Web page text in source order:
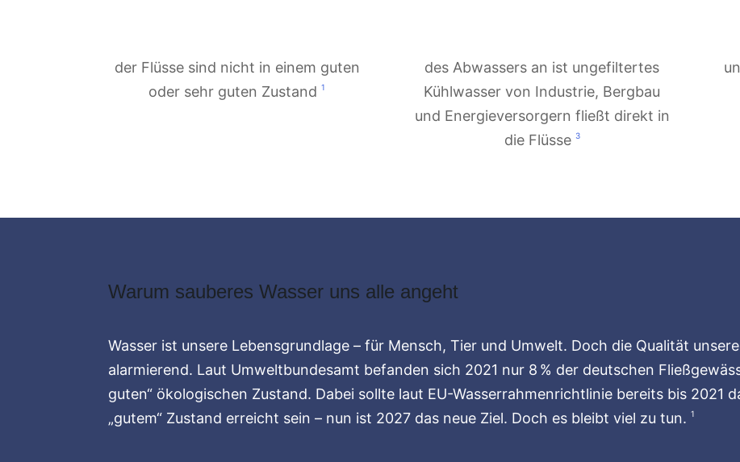
der Flüsse sind nicht in einem guten
oder sehr guten Zustand1
des Abwassers an ist ungefiltertes
Kühlwasser von Industrie, Bergbau
und Energieversorgern fließt direkt in
die Flüsse 3
Warum sauberes Wasser uns alle angeht
Wasser ist unsere Lebensgrundlage – für Mensch, Tier und Umwelt. Doch die Qualität
alarmierend. Laut Umweltbundesamt befanden sich 2021 nur 8 % der deutschen
guten“ ökologischen Zustand. Dabei sollte laut EU-Wasserrahmenrichtlinie bereits bis 2021
„gutem“ Zustand erreicht sein – nun ist 2027 das neue Ziel. Doch es bleibt viel zu tun.1